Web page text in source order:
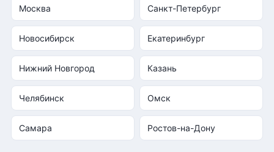
Москва Санкт-Петербург
Новосибирск Екатеринбург
Нижний Новгород Казань
Челябинск Омск
Самара Ростов-на-Дону